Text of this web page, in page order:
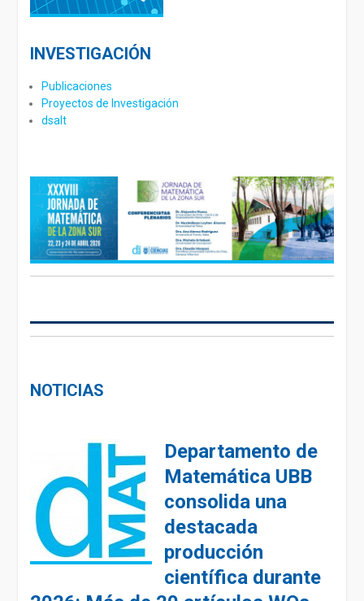
INVESTIGACIÓN
Publicaciones
Proyectos de Investigación
dsalt
NOTICIAS
Departamento de
Matemática UBB
consolida una
destacada
producción
científica durante